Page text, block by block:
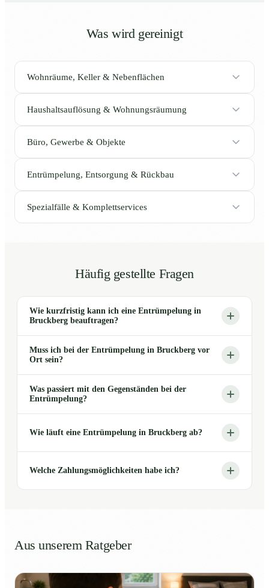
Was wird gereinigt
Wohnräume, Keller & Nebenflächen
Haushaltsauflösung & Wohnungsräumung
Büro, Gewerbe & Objekte
Entrümpelung, Entsorgung & Rückbau
Spezialfälle & Komplettservices
Häufig gestellte Fragen
Wie kurzfristig kann ich eine Entrümpelung in
Bruckberg beauftragen?
Muss ich bei der Entrümpelung in Bruckberg vor
Ort sein?
Was passiert mit den Gegenständen bei der
Entrümpelung?
Wie läuft eine Entrümpelung in Bruckberg ab?
Welche Zahlungsmöglichkeiten habe ich?
Aus unserem Ratgeber